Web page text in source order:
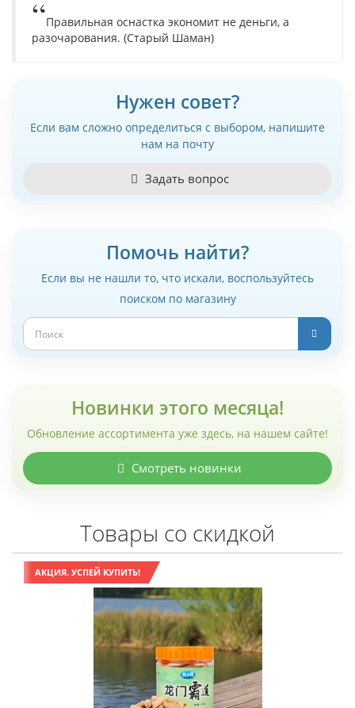
Правильная оснастка экономит не деньги, а
разочарования. (Старый Шаман)
Нужен совет?
Если вам сложно определиться с выбором, напишите
нам на почту
Задать вопрос
Помочь найти?
Если вы не нашли то, что искали, воспользуйтесь
поиском по магазину
Новинки этого месяца!
Обновление ассортимента уже здесь, на нашем сайте!
Смотреть новинки
Товары со скидкой
АКЦИЯ. УСПЕЙ КУПИТЬ!